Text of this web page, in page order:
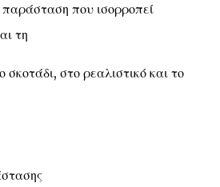
που ισορροπεί
τη
στο ρεαλιστικό και το